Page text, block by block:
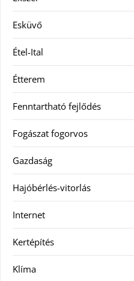
Esküvő
Étel-Ital
Étterem
Fenntartható fejlődés
Fogászat fogorvos
Gazdaság
Hajóbérlés-vitorlás
Internet
Kertépítés
Klíma